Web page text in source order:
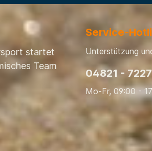
startet
Team
Service-
Unterstützung
04821 -
Mo-Fr, 09:00 -